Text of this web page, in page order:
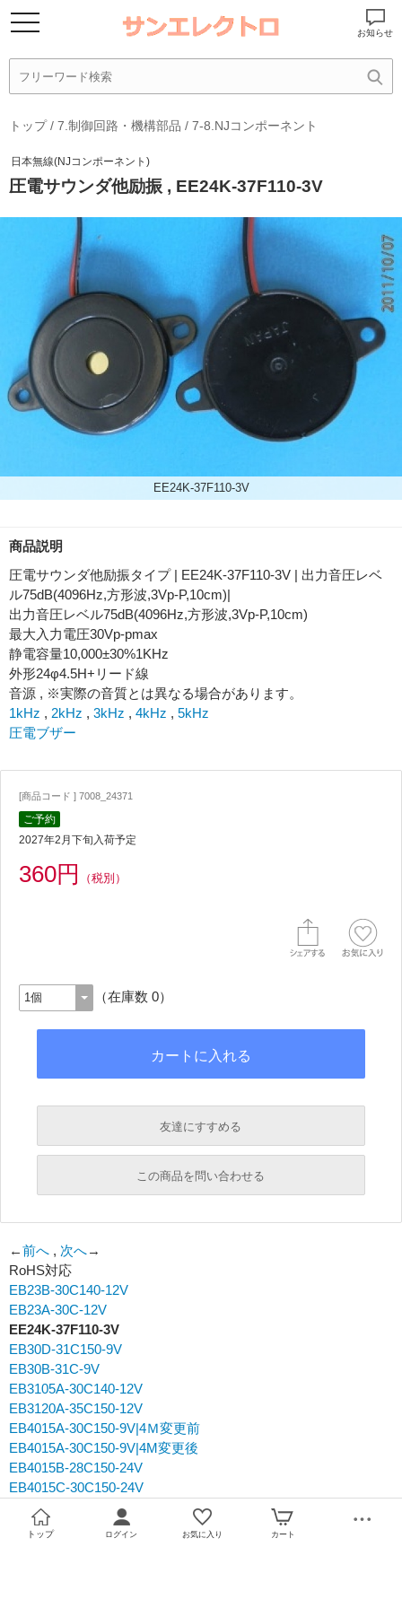
お知らせ
トップ/ 7.制御回路・機構部品 / 7-8.NJコンポーネント
日本無線(NJコンポーネント)
圧電サウンダ他励振 , EE24K-37F110-3V
EE24K-37F110-3V
商品説明
圧電サウンダ他励振タイプ | EE24K-37F110-3V | 出力音圧レベ
ル75dB(4096Hz,方形波,3Vp-P,10cm)|
出力音圧レベル75dB(4096Hz,方形波,3Vp-P,10cm)
最大入力電圧30Vp-pmax
静電容量10,000±30%1KHz
外形24φ4.5H+リード線
音源 , ※実際の音質とは異なる場合があります。
1kHz , 2kHz , 3kHz , 4kHz , 5kHz
圧電ブザー
[商品コード ] 7008_24371
ご予約
2027年2月下旬入荷予定
360円 （税別）
（在庫数 0）
友達にすすめる
必須
この商品を問い合わせる
必須
←前へ , 次へ→
RoHS対応
EB23B-30C140-12V
EB23A-30C-12V
EE24K-37F110-3V
EB30D-31C150-9V
EB30B-31C-9V
EB3105A-30C140-12V
EB3120A-35C150-12V
EB4015A-30C150-9V|4Ｍ変更前
EB4015A-30C150-9V|4M変更後
EB4015B-28C150-24V
EB4015C-30C150-24V
トップ ログイン お気に入り カート